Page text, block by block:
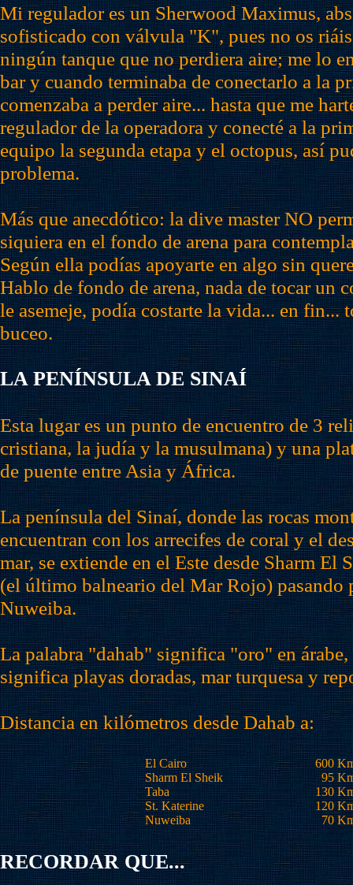
Mi regulador es un Sherwood Maximus,
sofisticado con válvula "K", pues no os
ningún tanque que no perdiera aire; me lo
bar y cuando terminaba de conectarlo a la
comenzaba a perder aire... hasta que me
regulador de la operadora y conecté a la
equipo la segunda etapa y el octopus, así
problema.
Más que anecdótico: la dive master NO
siquiera en el fondo de arena para
Según ella podías apoyarte en algo sin
Hablo de fondo de arena, nada de tocar un
le asemeje, podía costarte la vida... en fin...
buceo.
LA PENÍNSULA DE SINAÍ
Esta lugar es un punto de encuentro de 3
cristiana, la judía y la musulmana) y una
de puente entre Asia y África.
La península del Sinaí, donde las rocas
encuentran con los arrecifes de coral y el
mar, se extiende en el Este desde Sharm El
(el último balneario del Mar Rojo) pasando
Nuweiba.
La palabra "dahab" significa "oro" en
significa playas doradas, mar turquesa y
Distancia en kilómetros desde Dahab a:
El Cairo
600
Sharm El Sheik
95
Taba
130
St. Katerine
120
Nuweiba
70
RECORDAR QUE...